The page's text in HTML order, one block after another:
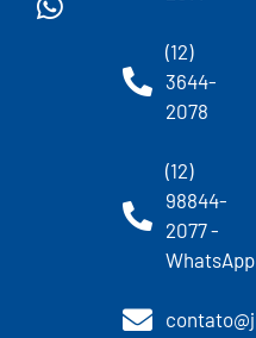
(12)
3644-
2078
(12)
98844-
2077 -
WhatsApp